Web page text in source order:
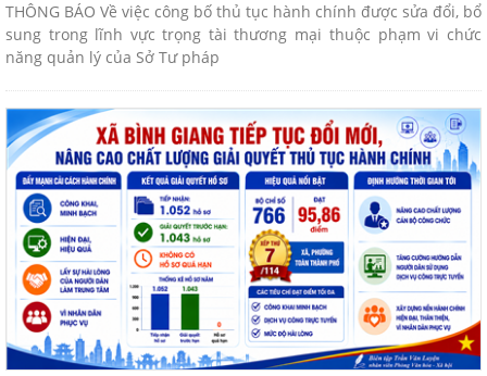
THÔNG BÁO Về việc công bố thủ tục hành chính được sửa đổi, bổ
sung trong lĩnh vực trọng tài thương mại thuộc phạm vi chức
năng quản lý của Sở Tư pháp